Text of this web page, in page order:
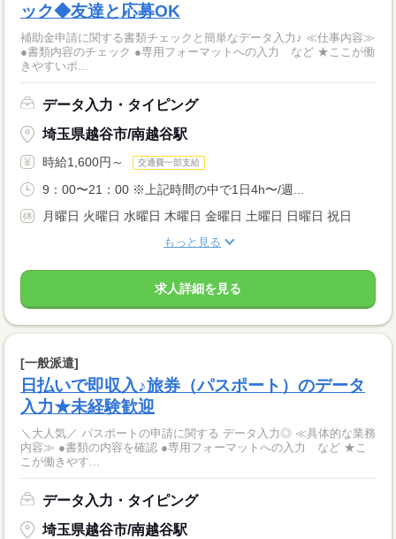
ック◆友達と応募OK
補助金申請に関する書類チェックと簡単なデータ入力♪ ≪仕事内容≫
●書類内容のチェック ●専用フォーマットへの入力 など ★ここが働
きやすいポ...
データ入力・タイピング
埼玉県越谷市/南越谷駅
時給1,600円～ 交通費一部支給
9：00〜21：00 ※上記時間の中で1日4h〜/週...
月曜日 火曜日 水曜日 木曜日 金曜日 土曜日 日曜日 祝日
もっと見る
求人詳細を見る
[一般派遣]
日払いで即収入♪旅券（パスポート）のデータ
入力★未経験歓迎
＼大人気／ パスポートの申請に関する データ入力◎ ≪具体的な業務
内容≫ ●書類の内容を確認 ●専用フォーマットへの入力 など ★こ
こが働きやす...
データ入力・タイピング
埼玉県越谷市/南越谷駅